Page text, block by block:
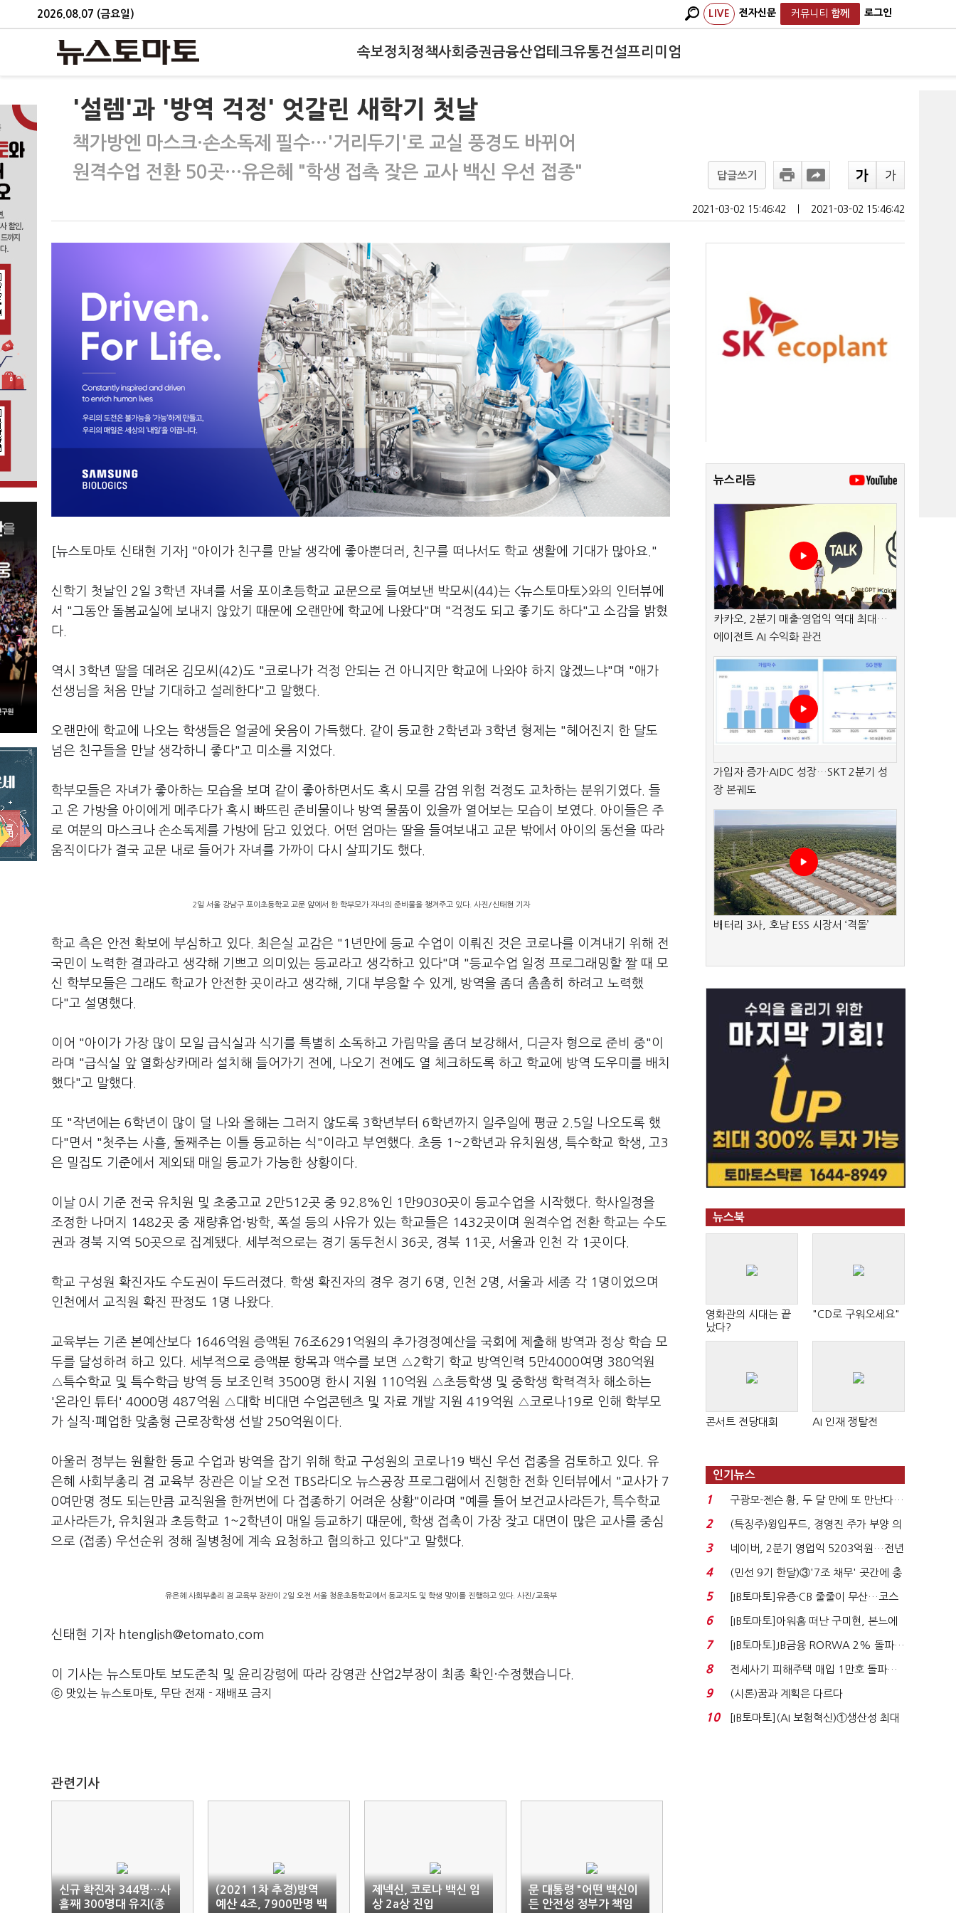
2026.08.07 (금요일) LIVE 전자신문 커뮤니티 함께 로그인
속보정치 정책사회 증권금융산업테크유통건설프리미엄
'설렘'과 '방역 걱정' 엇갈린 새학기 첫날
책가방엔 마스크·손소독제 필수…'거리두기'로 교실 풍경도 바뀌어
원격수업 전환 50곳…유은혜 "학생 접촉 잦은 교사 백신 우선 접종"
답글쓰기
2021-03-02 15:46:42 2021-03-02 15:46:42
[뉴스토마토 신태현 기자] "아이가 친구를 만날 생각에 좋아뿐더러, 친구를 떠나서도 학교 생활에 기대가 많아요."
신학기 첫날인 2일 3학년 자녀를 서울 포이초등학교 교문으로 들여보낸 박모씨(44)는 <뉴스토마토>와의 인터뷰에
서 "그동안 돌봄교실에 보내지 않았기 때문에 오랜만에 학교에 나왔다"며 "걱정도 되고 좋기도 하다"고 소감을 밝혔
다.
역시 3학년 딸을 데려온 김모씨(42)도 "코로나가 걱정 안되는 건 아니지만 학교에 나와야 하지 않겠느냐"며 "애가
선생님을 처음 만날 기대하고 설레한다"고 말했다.
오랜만에 학교에 나오는 학생들은 얼굴에 웃음이 가득했다. 같이 등교한 2학년과 3학년 형제는 "헤어진지 한 달도
넘은 친구들을 만날 생각하니 좋다"고 미소를 지었다.
학부모들은 자녀가 좋아하는 모습을 보며 같이 좋아하면서도 혹시 모를 감염 위험 걱정도 교차하는 분위기였다. 들
고 온 가방을 아이에게 메주다가 혹시 빠뜨린 준비물이나 방역 물품이 있을까 열어보는 모습이 보였다. 아이들은 주
로 여분의 마스크나 손소독제를 가방에 담고 있었다. 어떤 엄마는 딸을 들여보내고 교문 밖에서 아이의 동선을 따라
움직이다가 결국 교문 내로 들어가 자녀를 가까이 다시 살피기도 했다.
2일 서울 강남구 포이초등학교 교문 앞에서 한 학부모가 자녀의 준비물을 챙겨주고 있다. 사진/신태현 기자
학교 측은 안전 확보에 부심하고 있다. 최은실 교감은 "1년만에 등교 수업이 이뤄진 것은 코로나를 이겨내기 위해 전
국민이 노력한 결과라고 생각해 기쁘고 의미있는 등교라고 생각하고 있다"며 "등교수업 일정 프로그래밍할 짤 때 모
신 학부모들은 그래도 학교가 안전한 곳이라고 생각해, 기대 부응할 수 있게, 방역을 좀더 촘촘히 하려고 노력했
다"고 설명했다.
이어 "아이가 가장 많이 모일 급식실과 식기를 특별히 소독하고 가림막을 좀더 보강해서, 디귿자 형으로 준비 중"이
라며 "급식실 앞 열화상카메라 설치해 들어가기 전에, 나오기 전에도 열 체크하도록 하고 학교에 방역 도우미를 배치
했다"고 말했다.
또 "작년에는 6학년이 많이 덜 나와 올해는 그러지 않도록 3학년부터 6학년까지 일주일에 평균 2.5일 나오도록 했
다"면서 "첫주는 사흘, 둘째주는 이틀 등교하는 식"이라고 부연했다. 초등 1~2학년과 유치원생, 특수학교 학생, 고3
은 밀집도 기준에서 제외돼 매일 등교가 가능한 상황이다.
이날 0시 기준 전국 유치원 및 초중고교 2만512곳 중 92.8%인 1만9030곳이 등교수업을 시작했다. 학사일정을
조정한 나머지 1482곳 중 재량휴업·방학, 폭설 등의 사유가 있는 학교들은 1432곳이며 원격수업 전환 학교는 수도
권과 경북 지역 50곳으로 집계됐다. 세부적으로는 경기 동두천시 36곳, 경북 11곳, 서울과 인천 각 1곳이다.
학교 구성원 확진자도 수도권이 두드러졌다. 학생 확진자의 경우 경기 6명, 인천 2명, 서울과 세종 각 1명이었으며
인천에서 교직원 확진 판정도 1명 나왔다.
교육부는 기존 본예산보다 1646억원 증액된 76조6291억원의 추가경정예산을 국회에 제출해 방역과 정상 학습 모
두를 달성하려 하고 있다. 세부적으로 증액분 항목과 액수를 보면 △2학기 학교 방역인력 5만4000여명 380억원
△특수학교 및 특수학급 방역 등 보조인력 3500명 한시 지원 110억원 △초등학생 및 중학생 학력격차 해소하는
'온라인 튜터' 4000명 487억원 △대학 비대면 수업콘텐츠 및 자료 개발 지원 419억원 △코로나19로 인해 학부모
가 실직·폐업한 맞춤형 근로장학생 선발 250억원이다.
아울러 정부는 원활한 등교 수업과 방역을 잡기 위해 학교 구성원의 코로나19 백신 우선 접종을 검토하고 있다. 유
은혜 사회부총리 겸 교육부 장관은 이날 오전 TBS라디오 뉴스공장 프로그램에서 진행한 전화 인터뷰에서 "교사가 7
0여만명 정도 되는만큼 교직원을 한꺼번에 다 접종하기 어려운 상황"이라며 "예를 들어 보건교사라든가, 특수학교
교사라든가, 유치원과 초등학교 1~2학년이 매일 등교하기 때문에, 학생 접촉이 가장 잦고 대면이 많은 교사를 중심
으로 (접종) 우선순위 정해 질병청에 계속 요청하고 협의하고 있다"고 말했다.
유은혜 사회부총리 겸 교육부 장관이 2일 오전 서울 청운초등학교에서 등교지도 및 학생 맞이를 진행하고 있다. 사진/교육부
신태현 기자 htenglish@etomato.com
이 기사는 뉴스토마토 보도준칙 및 윤리강령에 따라 강영관 산업2부장이 최종 확인·수정했습니다.
ⓒ 맛있는 뉴스토마토, 무단 전재 - 재배포 금지
관련기사
신규 확진자 344명…사
흘째 300명대 유지(종
(2021 1차 추경)방역
예산 4조, 7900만명 백
제넥신, 코로나 백신 임
상 2a상 진입
문 대통령 "어떤 백신이
든 안전성 정부가 책임
뉴스리듬
카카오, 2분기 매출·영업익 역대 최대…
에이전트 AI 수익화 관건
가입자 증가·AIDC 성장…SKT 2분기 성
장 본궤도
배터리 3사, 호남 ESS 시장서 ‘격돌’
뉴스북
영화관의 시대는 끝
났다?
"CD로 구워오세요"
콘서트 전당대회 AI 인재 쟁탈전
인기뉴스
1
구광모-젠슨 황, 두 달 만에 또 만난다…
로봇·AI 등 논...
2
(특징주)윙입푸드, 경영진 주가 부양 의
지에 상한가...
3
네이버, 2분기 영업익 5203억원…전년
비 0.2% 감소...
4
(민선 9기 한달)③'7조 채무' 곳간에 충
격…추미애, 20년...
5
[IB토마토]유증·CB 줄줄이 무산…코스
닥 벌점 급증에 ...
6
[IB토마토]아워홈 떠난 구미현, 본느에
340억 베팅…가...
7
[IB토마토]JB금융 RORWA 2% 돌파…
실적 견인은 은행 ...
8
전세사기 피해주택 매입 1만호 돌파…
누적 피해자 4만2...
9 (시론)꿈과 계획은 다르다
10
[IB토마토](AI 보험혁신)①생산성 최대